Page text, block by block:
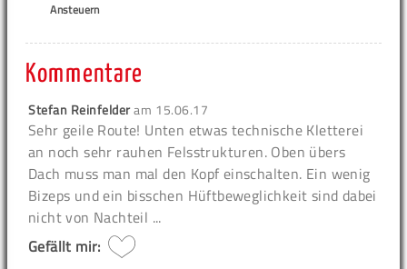
Ansteuern
Kommentare
Stefan Reinfelderam 15.06.17
Sehr geile Route! Unten etwas technische Kletterei
an noch sehr rauhen Felsstrukturen. Oben übers
Dach muss man mal den Kopf einschalten. Ein wenig
Bizeps und ein bisschen Hüftbeweglichkeit sind dabei
nicht von Nachteil ...
Gefällt mir: